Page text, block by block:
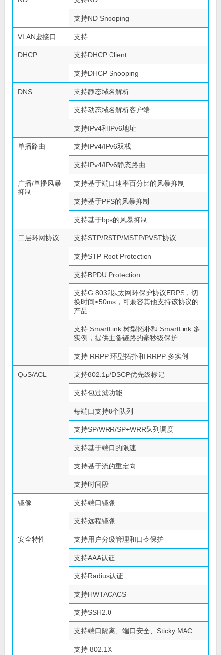
支持ND Snooping
VLAN虚接口 支持
DHCP 支持DHCP Client
支持DHCP Snooping
DNS 支持静态域名解析
支持动态域名解析客户端
支持IPv4和IPv6地址
单播路由 支持IPv4/IPv6双栈
支持IPv4/IPv6静态路由
广播/单播风暴
抑制
支持基于端口速率百分比的风暴抑制
支持基于PPS的风暴抑制
支持基于bps的风暴抑制
二层环网协议 支持STP/RSTP/MSTP/PVST协议
支持STP Root Protection
支持BPDU Protection
支持G.8032以太网环保护协议ERPS，切
换时间≤50ms，可兼容其他支持该协议的
产品
支持 SmartLink 树型拓朴和 SmartLink 多
实例，提供主备链路的毫秒级保护
支持 RRPP 环型拓扑和 RRPP 多实例
QoS/ACL 支持802.1p/DSCP优先级标记
支持包过滤功能
每端口支持8个队列
支持SP/WRR/SP+WRR队列调度
支持基于端口的限速
支持基于流的重定向
支持时间段
镜像 支持端口镜像
支持远程镜像
安全特性 支持用户分级管理和口令保护
支持AAA认证
支持Radius认证
支持HWTACACS
支持SSH2.0
支持端口隔离、端口安全、Sticky MAC
支持 802.1X